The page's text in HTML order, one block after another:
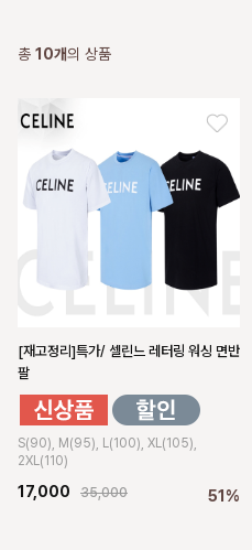
총 10개의 상품
[재고정리]특가/ 셀린느 레터링 워싱 면반
팔
S(90), M(95), L(100), XL(105),
2XL(110)
17,000 35,000 51%